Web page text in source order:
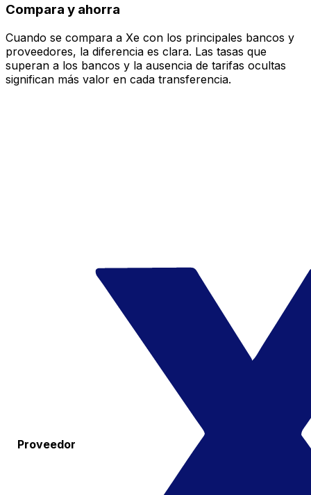
Compara y ahorra
Cuando se compara a Xe con los principales bancos y
proveedores, la diferencia es clara. Las tasas que
superan a los bancos y la ausencia de tarifas ocultas
significan más valor en cada transferencia.
Proveedor